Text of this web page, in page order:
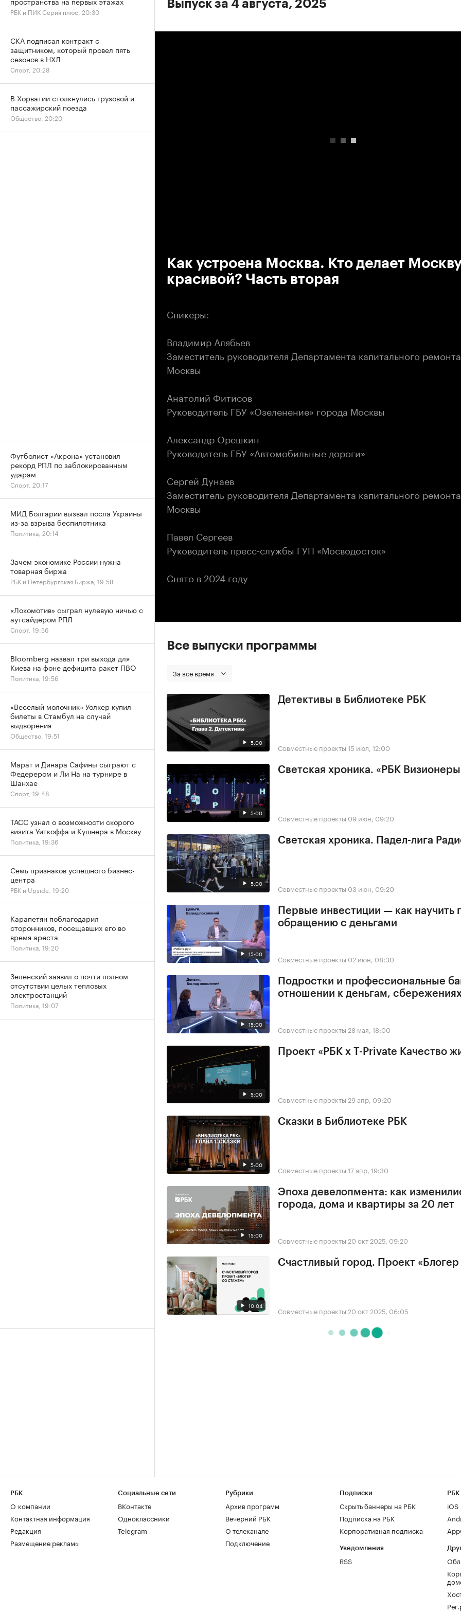
Выпуск за 4 августа, 2025
Как устроена Москва. Кто делает
красивой? Часть вторая
Спикеры:
Владимир Алябьев
Заместитель руководителя Департамента капитального
Москвы
Анатолий Фитисов
Руководитель ГБУ «Озеленение» города Москвы
Александр Орешкин
Руководитель ГБУ «Автомобильные дороги»
Сергей Дунаев
Заместитель руководителя Департамента капитального
Москвы
Павел Сергеев
Руководитель пресс-службы ГУП «Мосводосток»
Снято в 2024 году
Все выпуски программы
За все время
5:00
Детективы в Библиотеке РБК
Совместные проекты 15 июл, 12:00
5:00
Светская хроника. «РБК
Совместные проекты 09 июн, 09:20
5:00
Светская хроника. Падел-лига
Совместные проекты 03 июн, 09:20
15:00
Первые инвестиции — как научить
обращению с деньгами
Совместные проекты 02 июн, 08:30
15:00
Подростки и профессиональные
отношении к деньгам, сбережениях
Совместные проекты 28 мая, 18:00
5:00
Проект «РБК x T-Private Качество
Совместные проекты 29 апр, 09:20
5:00
Сказки в Библиотеке РБК
Совместные проекты 17 апр, 19:30
15:00
Эпоха девелопмента: как
города, дома и квартиры за 20 лет
Совместные проекты 20 окт 2025, 09:20
10:04
Счастливый город. Проект
Совместные проекты 20 окт 2025, 06:05
РБК и ПИК Серия плюс, 20:30
СКА подписал контракт с
защитником, который провел пять
сезонов в НХЛ
Спорт, 20:28
В Хорватии столкнулись грузовой и
пассажирский поезда
Общество, 20:20
Футболист «Акрона» установил
рекорд РПЛ по заблокированным
ударам
Спорт, 20:17
МИД Болгарии вызвал посла Украины
из-за взрыва беспилотника
Политика, 20:14
Зачем экономике России нужна
товарная биржа
РБК и Петербургская Биржа, 19:58
«Локомотив» сыграл нулевую ничью с
аутсайдером РПЛ
Спорт, 19:56
Bloomberg назвал три выхода для
Киева на фоне дефицита ракет ПВО
Политика, 19:56
«Веселый молочник» Уолкер купил
билеты в Стамбул на случай
выдворения
Общество, 19:51
Марат и Динара Сафины сыграют с
Федерером и Ли На на турнире в
Шанхае
Спорт, 19:48
ТАСС узнал о возможности скорого
визита Уиткоффа и Кушнера в Москву
Политика, 19:36
Семь признаков успешного бизнес-
центра
РБК и Upside, 19:20
Карапетян поблагодарил
сторонников, посещавших его во
время ареста
Политика, 19:20
Зеленский заявил о почти полном
отсутствии целых тепловых
электростанций
Политика, 19:07
РБК
О компании
Контактная информация
Редакция
Размещение рекламы
Социальные сети
ВКонтакте
Одноклассники
Telegram
Рубрики
Архив программ
Вечерний РБК
О телеканале
Подключение
Подписки
Скрыть баннеры на РБК
Подписка на РБК
Корпоративная подписка
Уведомления
RSS
РБК
iOS